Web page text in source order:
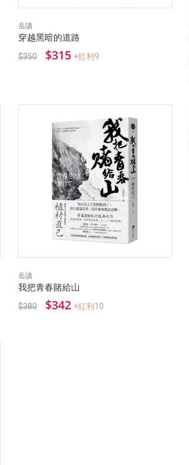
岳讀
穿越黑暗的道路
$350 $315 +紅利9
岳讀
我把青春賭給山
$380 $342 +紅利10